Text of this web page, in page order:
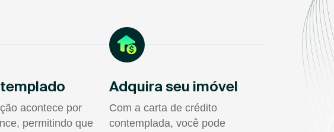
acontece por
permitindo que
Adquira seu imóvel
Com a carta de crédito
contemplada, você pode